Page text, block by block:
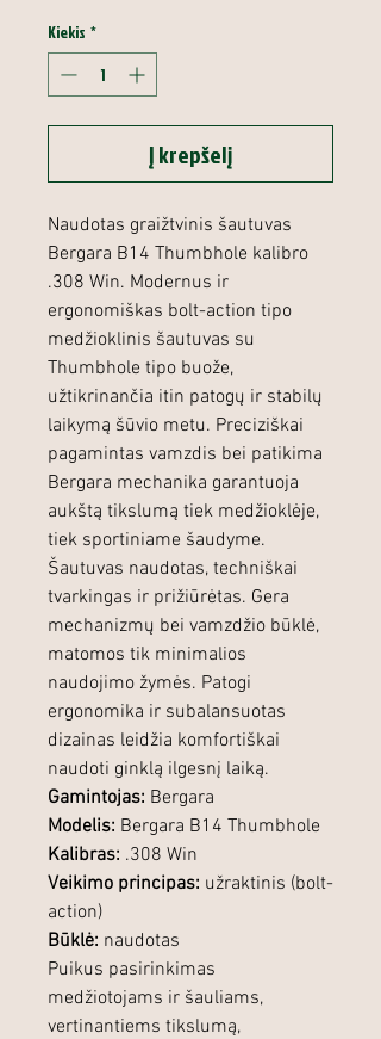
Kiekis *
Į krepšelį
Naudotas graižtvinis šautuvas
Bergara B14 Thumbhole kalibro
.308 Win. Modernus ir
ergonomiškas bolt-action tipo
medžioklinis šautuvas su
Thumbhole tipo buože,
užtikrinančia itin patogų ir stabilų
laikymą šūvio metu. Preciziškai
pagamintas vamzdis bei patikima
Bergara mechanika garantuoja
aukštą tikslumą tiek medžioklėje,
tiek sportiniame šaudyme.
Šautuvas naudotas, techniškai
tvarkingas ir prižiūrėtas. Gera
mechanizmų bei vamzdžio būklė,
matomos tik minimalios
naudojimo žymės. Patogi
ergonomika ir subalansuotas
dizainas leidžia komfortiškai
naudoti ginklą ilgesnį laiką.
Gamintojas: Bergara
Modelis: Bergara B14 Thumbhole
Kalibras: .308 Win
Veikimo principas: užraktinis (bolt-
action)
Būklė: naudotas
Puikus pasirinkimas
medžiotojams ir šauliams,
vertinantiems tikslumą,